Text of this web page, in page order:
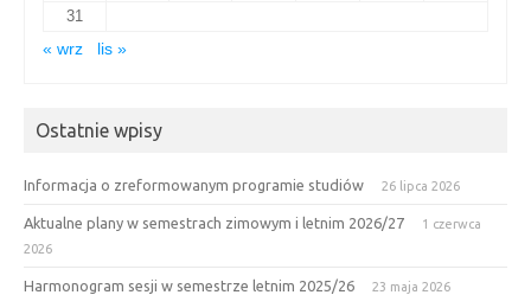
31
« wrz
lis »
Ostatnie wpisy
Informacja o zreformowanym programie studiów 26 lipca 2026
Aktualne plany w semestrach zimowym i letnim 2026/27
1 czerwca
2026
Harmonogram sesji w semestrze letnim 2025/26 23 maja 2026